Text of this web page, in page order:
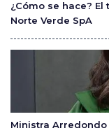
¿Cómo se hace?
Norte Verde SpA
Ministra